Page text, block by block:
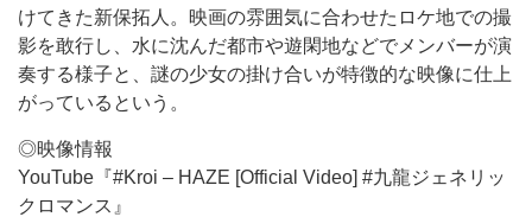
けてきた新保拓人。映画の雰囲気に合わせたロケ地での撮
影を敢行し、水に沈んだ都市や遊閑地などでメンバーが演
奏する様子と、謎の少女の掛け合いが特徴的な映像に仕上
がっているという。
◎映像情報
YouTube『#Kroi – HAZE [Official Video] #九龍ジェネリッ
クロマンス』